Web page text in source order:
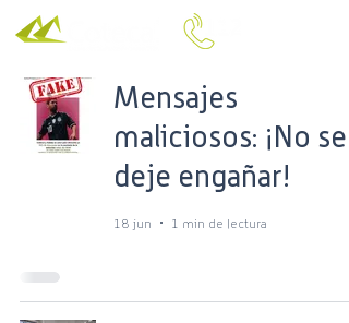
Mensajes
maliciosos: ¡No se
deje engañar!
18 jun 1 min de lectura